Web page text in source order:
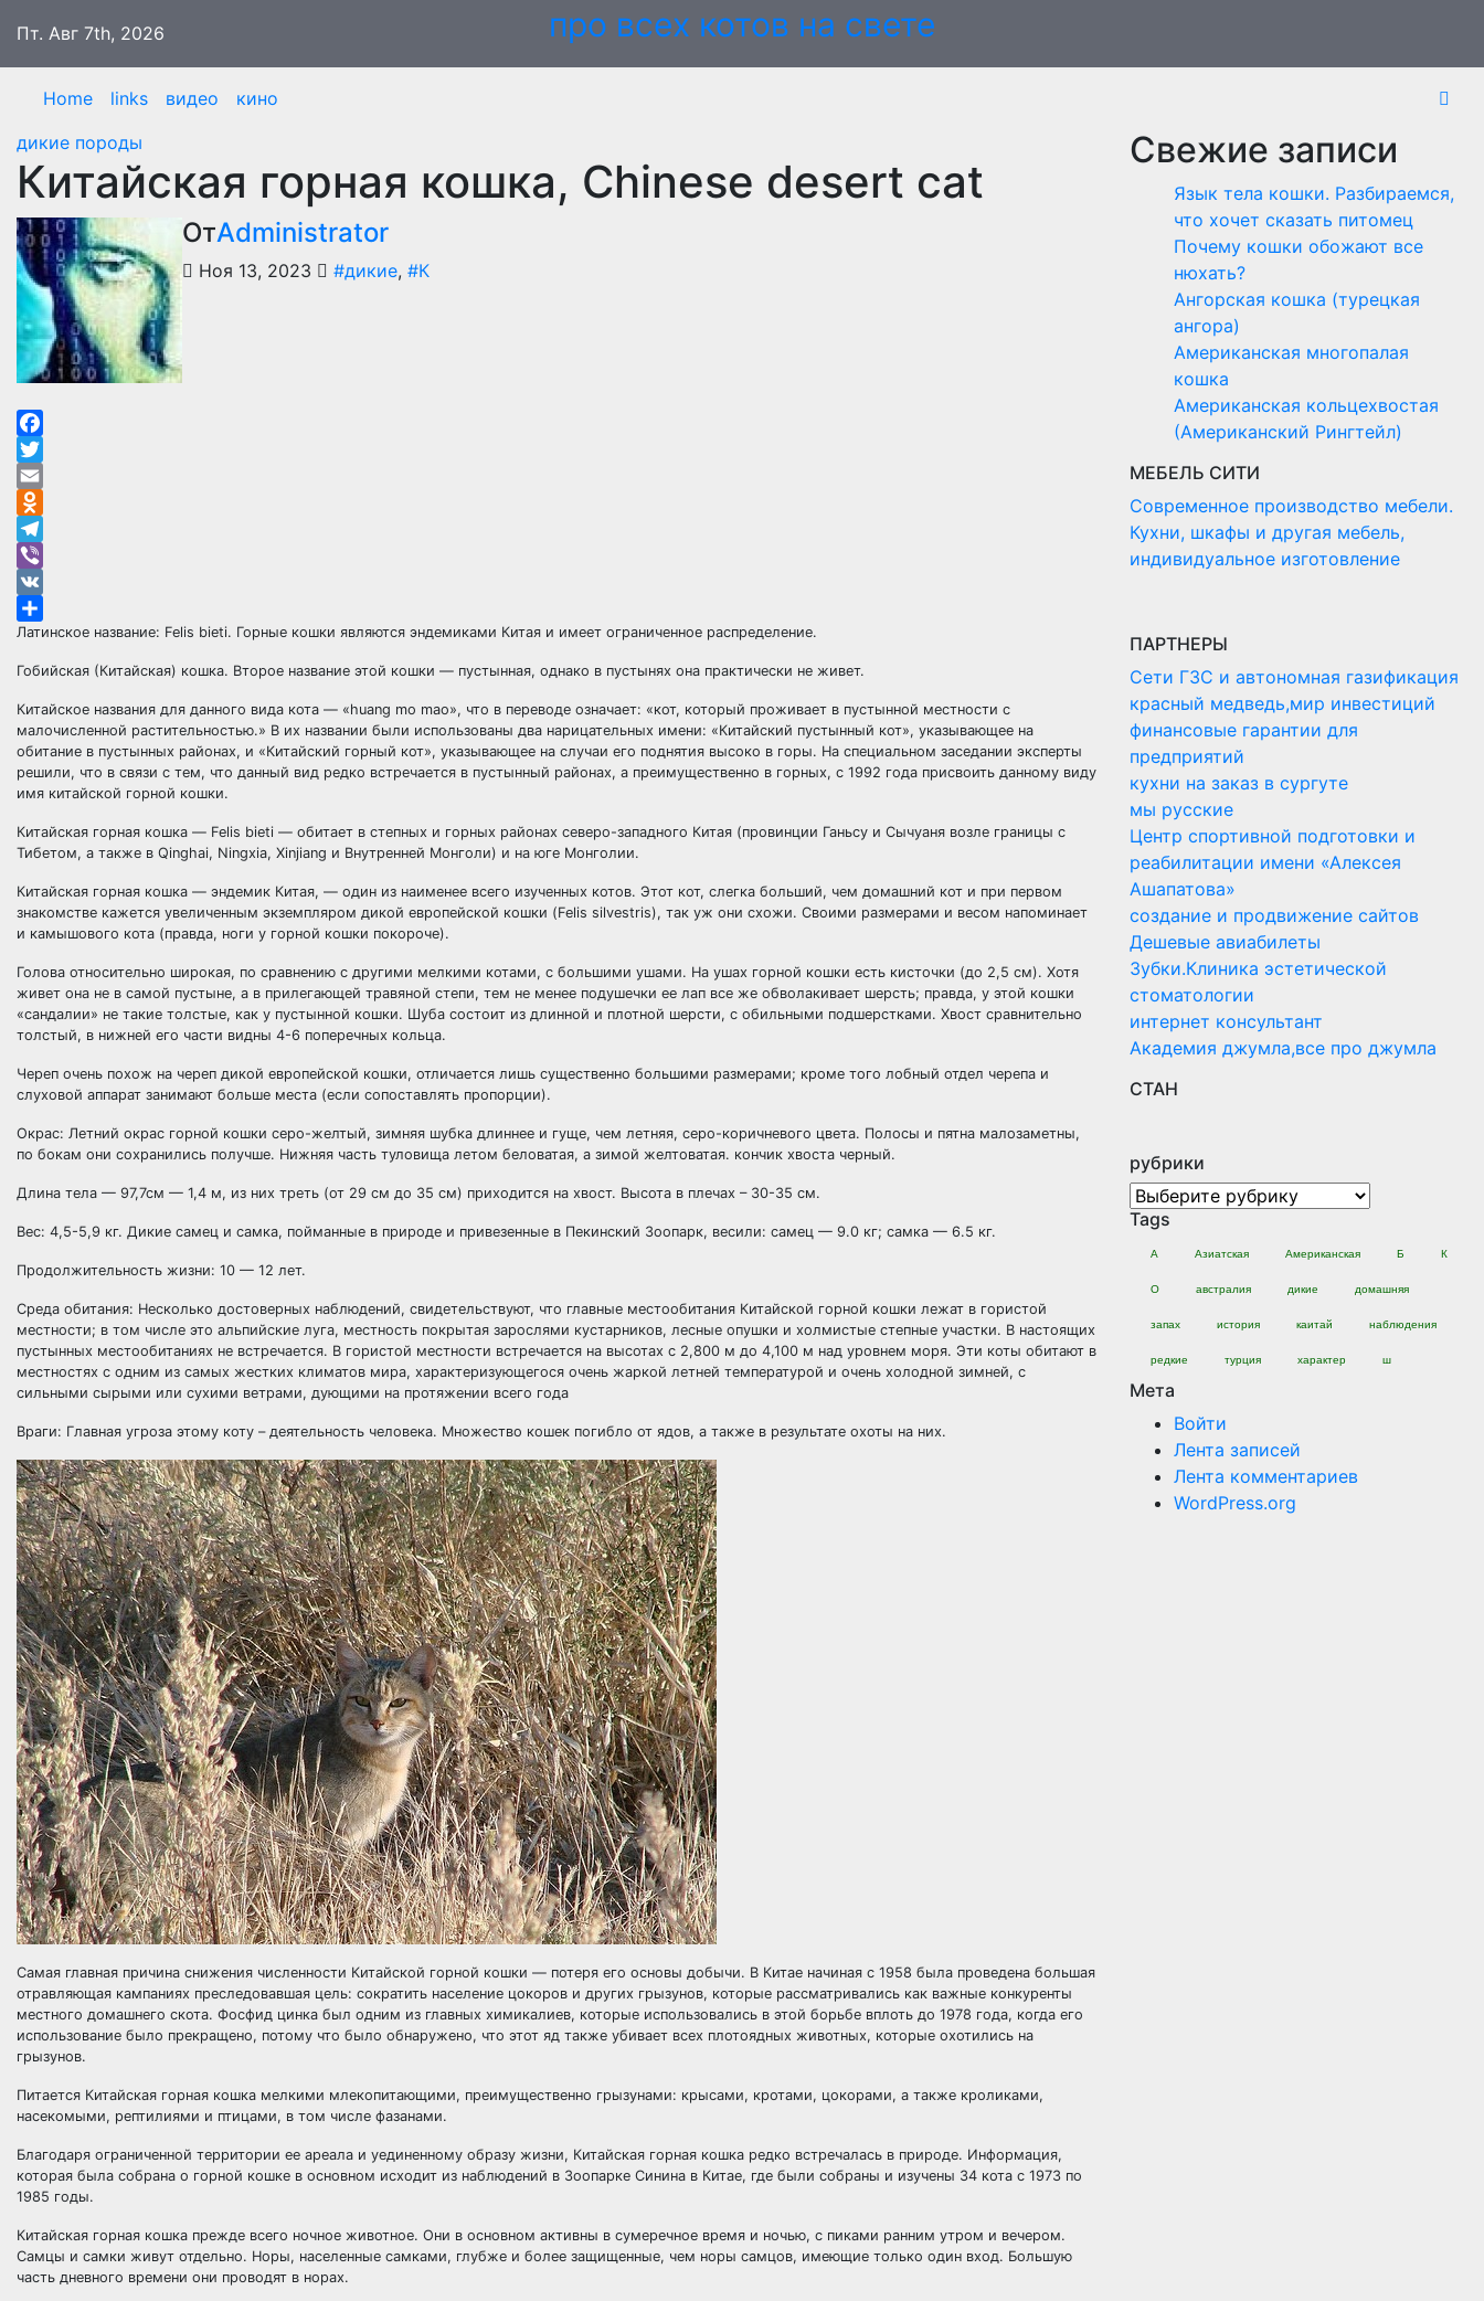
содержимому
Пт. Авг 7th, 2026 про всех котов на свете
Home links видео
кино
дикие породы
Китайская горная кошка, Chinese desert cat
ОтAdministrator
Ноя 13, 2023 #дикие, #К
Facebook
Twitter
Email
Odnoklassniki
Telegram
Viber
VK
Отправить
Латинское название: Felis bieti. Горные кошки являются эндемиками Китая и имеет ограниченное распределение.
Гобийская (Китайская) кошка. Второе название этой кошки — пустынная, однако в пустынях она практически не живет.
Китайское названия для данного вида кота — «huang mo mao», что в переводе означает: «кот, который проживает в пустынной местности с
малочисленной растительностью.» В их названии были использованы два нарицательных имени: «Китайский пустынный кот», указывающее на
обитание в пустынных районах, и «Китайский горный кот», указывающее на случаи его поднятия высоко в горы. На специальном заседании эксперты
решили, что в связи с тем, что данный вид редко встречается в пустынный районах, а преимущественно в горных, с 1992 года присвоить данному виду
имя китайской горной кошки.
Китайская горная кошка — Felis bieti — обитает в степных и горных районах северо-западного Китая (провинции Ганьсу и Сычуаня возле границы с
Тибетом, а также в Qinghai, Ningxia, Xinjiang и Внутренней Монголи) и на юге Монголии.
Китайская горная кошка — эндемик Китая, — один из наименее всего изученных котов. Этот кот, слегка больший, чем домашний кот и при первом
знакомстве кажется увеличенным экземпляром дикой европейской кошки (Felis silvestris), так уж они схожи. Своими размерами и весом напоминает
и камышового кота (правда, ноги у горной кошки покороче).
Голова относительно широкая, по сравнению с другими мелкими котами, с большими ушами. На ушах горной кошки есть кисточки (до 2,5 см). Хотя
живет она не в самой пустыне, а в прилегающей травяной степи, тем не менее подушечки ее лап все же обволакивает шерсть; правда, у этой кошки
«сандалии» не такие толстые, как у пустынной кошки. Шуба состоит из длинной и плотной шерсти, с обильными подшерстками. Хвост сравнительно
толстый, в нижней его части видны 4-6 поперечных кольца.
Череп очень похож на череп дикой европейской кошки, отличается лишь существенно большими размерами; кроме того лобный отдел черепа и
слуховой аппарат занимают больше места (если сопоставлять пропорции).
Окрас: Летний окрас горной кошки серо-желтый, зимняя шубка длиннее и гуще, чем летняя, серо-коричневого цвета. Полосы и пятна малозаметны,
по бокам они сохранились получше. Нижняя часть туловища летом беловатая, а зимой желтоватая. кончик хвоста черный.
Длина тела — 97,7см — 1,4 м, из них треть (от 29 см до 35 см) приходится на хвост. Высота в плечах – 30-35 см.
Вес: 4,5-5,9 кг. Дикие самец и самка, пойманные в природе и привезенные в Пекинский Зоопарк, весили: самец — 9.0 кг; самка — 6.5 кг.
Продолжительность жизни: 10 — 12 лет.
Среда обитания: Несколько достоверных наблюдений, свидетельствуют, что главные местообитания Китайской горной кошки лежат в гористой
местности; в том числе это альпийские луга, местность покрытая зарослями кустарников, лесные опушки и холмистые степные участки. В настоящих
пустынных местообитаниях не встречается. В гористой местности встречается на высотах с 2,800 м до 4,100 м над уровнем моря. Эти коты обитают в
местностях с одним из самых жестких климатов мира, характеризующегося очень жаркой летней температурой и очень холодной зимней, с
сильными сырыми или сухими ветрами, дующими на протяжении всего года
Враги: Главная угроза этому коту – деятельность человека. Множество кошек погибло от ядов, а также в результате охоты на них.
Самая главная причина снижения численности Китайской горной кошки — потеря его основы добычи. В Китае начиная с 1958 была проведена большая
отравляющая кампаниях преследовавшая цель: сократить население цокоров и других грызунов, которые рассматривались как важные конкуренты
местного домашнего скота. Фосфид цинка был одним из главных химикалиев, которые использовались в этой борьбе вплоть до 1978 года, когда его
использование было прекращено, потому что было обнаружено, что этот яд также убивает всех плотоядных животных, которые охотились на
грызунов.
Питается Китайская горная кошка мелкими млекопитающими, преимущественно грызунами: крысами, кротами, цокорами, а также кроликами,
насекомыми, рептилиями и птицами, в том числе фазанами.
Благодаря ограниченной территории ее ареала и уединенному образу жизни, Китайская горная кошка редко встречалась в природе. Информация,
которая была собрана о горной кошке в основном исходит из наблюдений в Зоопарке Синина в Китае, где были собраны и изучены 34 кота с 1973 по
1985 годы.
Китайская горная кошка прежде всего ночное животное. Они в основном активны в сумеречное время и ночью, с пиками ранним утром и вечером.
Самцы и самки живут отдельно. Норы, населенные самками, глубже и более защищенные, чем норы самцов, имеющие только один вход. Большую
часть дневного времени они проводят в норах.
Свежие записи
Язык тела кошки. Разбираемся,
что хочет сказать питомец
Почему кошки обожают все
нюхать?
Ангорская кошка (турецкая
ангора)
Американская многопалая
кошка
Американская кольцехвостая
(Американский Рингтейл)
МЕБЕЛЬ СИТИ
Современное производство мебели.
Кухни, шкафы и другая мебель,
индивидуальное изготовление
ПАРТНЕРЫ
Сети ГЗС и автономная газификация
красный медведь,мир инвестиций
финансовые гарантии для
предприятий
кухни на заказ в сургуте
мы русские
Центр спортивной подготовки и
реабилитации имени «Алексея
Ашапатова»
создание и продвижение сайтов
Дешевые авиабилеты
Зубки.Клиника эстетической
стоматологии
интернет консультант
Академия джумла,все про джумла
СТАН
рубрики
рубрики
Tags
А Азиатская Американская Б К
О австралия дикие домашняя
запах история каитай наблюдения
редкие турция характер ш
Мета
Войти
Лента записей
Лента комментариев
WordPress.org